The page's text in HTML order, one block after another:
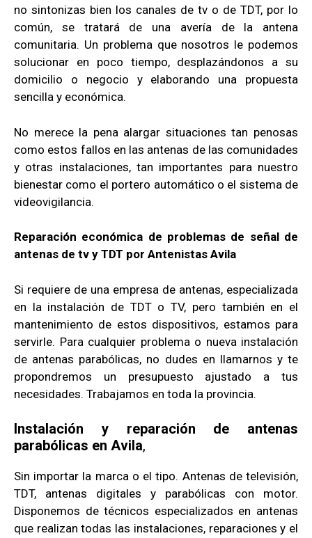
no sintonizas bien los canales de tv o de TDT, por lo
común, se tratará de una avería de la antena
comunitaria. Un problema que nosotros le podemos
solucionar en poco tiempo, desplazándonos a su
domicilio o negocio y elaborando una propuesta
sencilla y económica.
No merece la pena alargar situaciones tan penosas
como estos fallos en las antenas de las comunidades
y otras instalaciones, tan importantes para nuestro
bienestar como el portero automático o el sistema de
videovigilancia.
Reparación económica de problemas de señal de
antenas de tv y TDT por Antenistas Avila
Si requiere de una empresa de antenas, especializada
en la instalación de TDT o TV, pero también en el
mantenimiento de estos dispositivos, estamos para
servirle. Para cualquier problema o nueva instalación
de antenas parabólicas, no dudes en llamarnos y te
propondremos un presupuesto ajustado a tus
necesidades. Trabajamos en toda la provincia.
Instalación y reparación de antenas
parabólicas en Avila,
Sin importar la marca o el tipo. Antenas de televisión,
TDT, antenas digitales y parabólicas con motor.
Disponemos de técnicos especializados en antenas
que realizan todas las instalaciones, reparaciones y el